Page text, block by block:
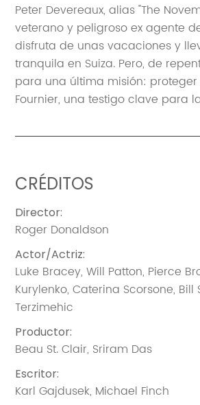
Peter Devereaux, alias "The
veterano y peligroso ex agente
disfruta de unas vacaciones y
tranquila en Suiza. Pero, de
para una última misión:
Fournier, una testigo clave para
CRÉDITOS
Director:
Roger Donaldson
Actor/Actriz:
Luke Bracey,Will Patton, Pierce
Kurylenko,Caterina Scorsone, Bill
Terzimehic
Productor:
Beau St. Clair, Sriram Das
Escritor:
Karl Gajdusek, Michael Finch